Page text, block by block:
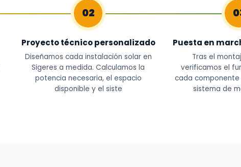
02
Proyecto técnico personalizado
Diseñamos cada instalación solar en
Sigeres a medida. Calculamos la
potencia necesaria, el espacio
disponible y el siste
Puesta en
Tras el
verificamos el
cada
sistema de